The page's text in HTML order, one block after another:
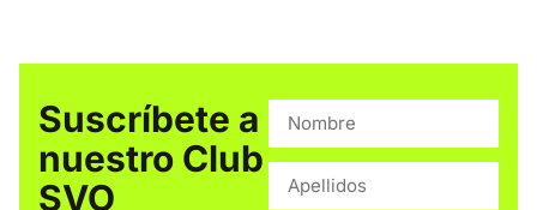
Suscríbete a
nuestro Club
SVO